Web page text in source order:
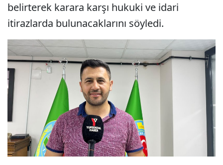
belirterek karara karşı hukuki ve idari
itirazlarda bulunacaklarını söyledi.